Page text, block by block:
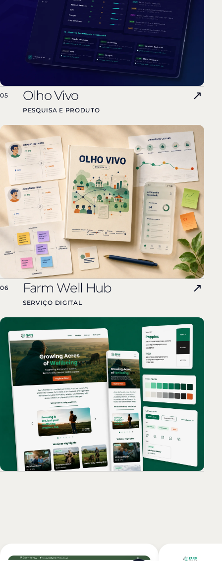
05 Olho Vivo
PESQUISA E PRODUTO
↗
06 Farm Well Hub
SERVIÇO DIGITAL
↗